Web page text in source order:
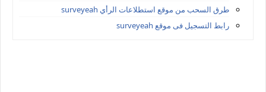
طرق السحب من موقع استطلاعات الرأي surveyeah
رابط التسجيل فى موقع surveyeah